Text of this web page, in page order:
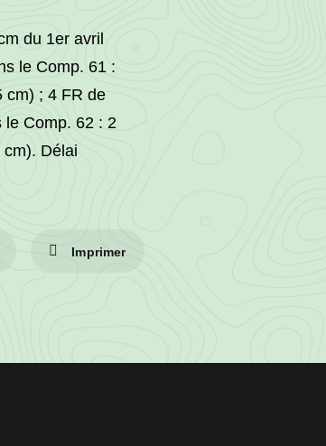
du 1er avril
le Comp. 61 :
cm) ; 4 FR de
le Comp. 62 : 2
Délai
Imprimer